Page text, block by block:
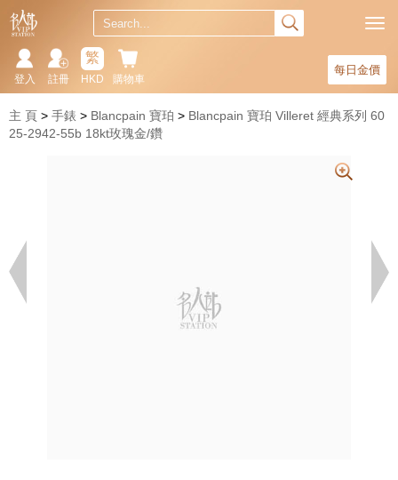
每日金價
購物車
繁
HKD
註冊
登入
主 頁 手錶 Blancpain 寶珀
Blancpain 寶珀 Villeret 經典系列 60
25-2942-55b 18kt玫瑰金/鑽